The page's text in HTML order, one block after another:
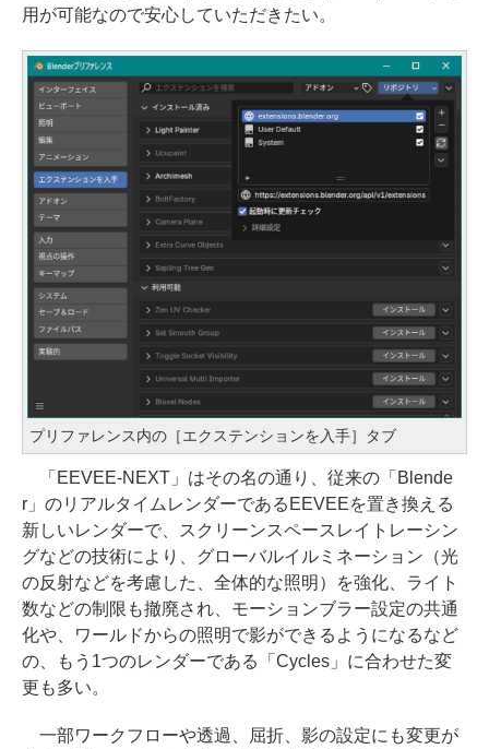
用が可能なので安心していただきたい。
プリファレンス内の［エクステンションを入手］タブ
「EEVEE-NEXT」はその名の通り、従来の「Blende
r」のリアルタイムレンダーであるEEVEEを置き換える
新しいレンダーで、スクリーンスペースレイトレーシン
グなどの技術により、グローバルイルミネーション（光
の反射などを考慮した、全体的な照明）を強化、ライト
数などの制限も撤廃され、モーションブラー設定の共通
化や、ワールドからの照明で影ができるようになるなど
の、もう1つのレンダーである「Cycles」に合わせた変
更も多い。
一部ワークフローや透過、屈折、影の設定にも変更が